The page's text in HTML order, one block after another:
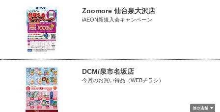
Zoomore 仙台泉大沢店
iAEON新規入会キャンペーン
DCM/泉市名坂店
今月のお買い得品（WEBチラシ）